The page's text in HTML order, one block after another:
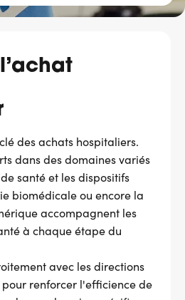
des achats hospitaliers.
dans des domaines variés
santé et les dispositifs
biomédicale ou encore la
accompagnent les
à chaque étape du
avec les directions
renforcer l'efficience de